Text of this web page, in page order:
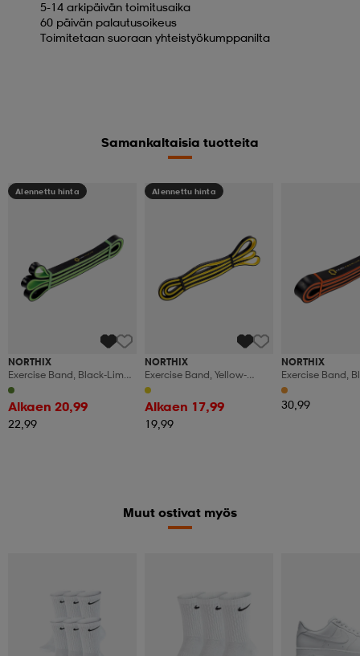
5-14 arkipäivän toimitusaika
60 päivän palautusoikeus
Toimitetaan suoraan yhteistyökumppanilta
Samankaltaisia tuotteita
Alennettu hinta
NORTHIX
Exercise Band, Black-Lime,
Adjustable Resistance
Alkaen 20,99
22,99
Alennettu hinta
NORTHIX
Exercise Band, Yellow-
Black, Premium Resistance
Alkaen 17,99
19,99
NORTHIX
Exercise Band,
Orange,
Training
30,99
Muut ostivat myös